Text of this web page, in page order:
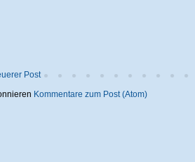
Post
Kommentare zum Post (Atom)